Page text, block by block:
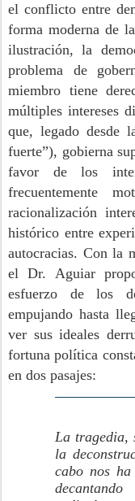
el conflicto entre
forma moderna de
ilustración, la
problema de
miembro tiene
múltiples intereses
que, legado desde
fuerte”), gobierna
favor de los
frecuentemente
racionalización
histórico entre
autocracias. Con la
el Dr. Aguiar
esfuerzo de los
empujando hasta
ver sus ideales
fortuna política
en dos pasajes:
La tragedia,
la
cabo nos ha